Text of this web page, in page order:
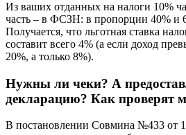
Из ваших отданных на налоги 10%
часть – в ФСЗН: в пропорции 40% и
Получается, что льготная ставка
составит всего 4% (а если доход
20%, а только 8%).
Нужны ли чеки? А
декларацию? Как проверят
В постановлении Совмина №433 от